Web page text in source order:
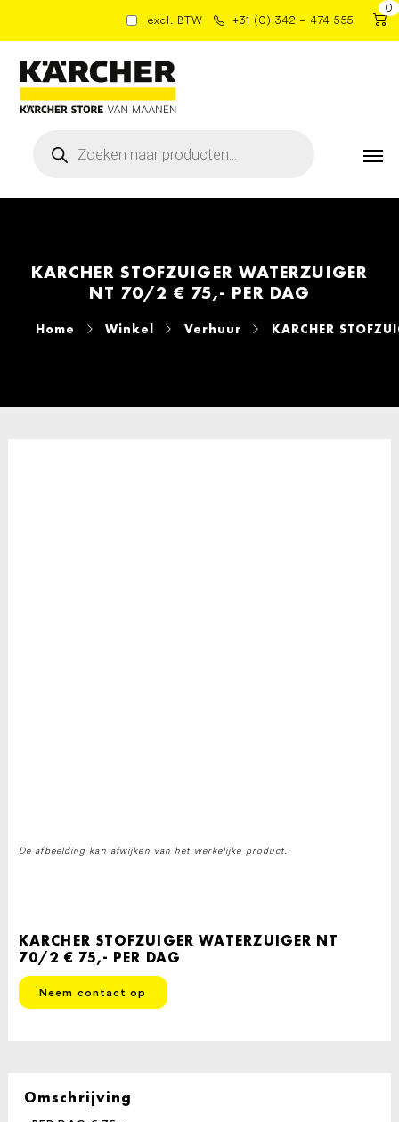
excl. BTW +31 (0) 342 – 474 555
0
zoeken
KARCHER STOFZUIGER WATERZUIGER
NT 70/2 € 75,- PER DAG
Home Winkel Verhuur KARCHER
De afbeelding kan afwijken van het werkelijke product.
KARCHER STOFZUIGER WATERZUIGER NT
70/2 € 75,- PER DAG
Neem contact op
Omschrijving